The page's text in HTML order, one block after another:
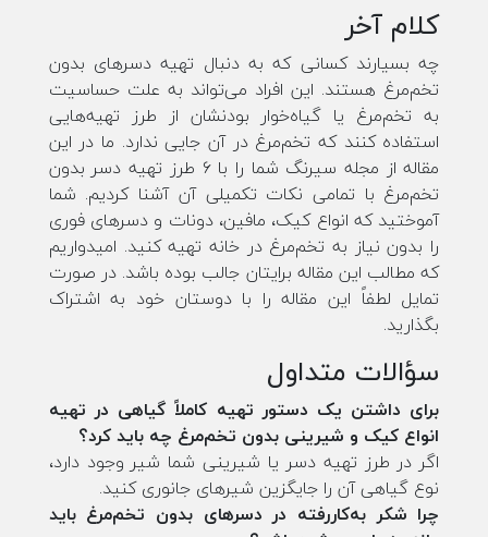
کلام آخر
چه بسیارند کسانی که به دنبال تهیه دسرهای بدون
تخم‌مرغ هستند. این افراد می‌تواند به علت حساسیت
به تخم‌مرغ یا گیاه‌خوار بودنشان از طرز تهیه‌هایی
استفاده کنند که تخم‌مرغ در آن جایی ندارد. ما در این
مقاله از مجله سیرنگ شما را با ۶ طرز تهیه دسر بدون
تخم‌مرغ با تمامی نکات تکمیلی آن آشنا کردیم. شما
آموختید که انواع کیک، مافین، دونات و دسرهای فوری
را بدون نیاز به تخم‌مرغ در خانه تهیه کنید. امیدواریم
که مطالب این مقاله برایتان جالب بوده باشد. در صورت
تمایل لطفاً این مقاله را با دوستان خود به اشتراک
بگذارید.
سؤالات متداول
برای داشتن یک دستور تهیه کاملاً گیاهی در تهیه
انواع کیک و شیرینی بدون تخم‌مرغ چه باید کرد؟
اگر در طرز تهیه دسر یا شیرینی شما شیر وجود دارد،
نوع گیاهی آن را جایگزین شیرهای جانوری کنید.
چرا شکر به‌کاررفته در دسرهای بدون تخم‌مرغ باید